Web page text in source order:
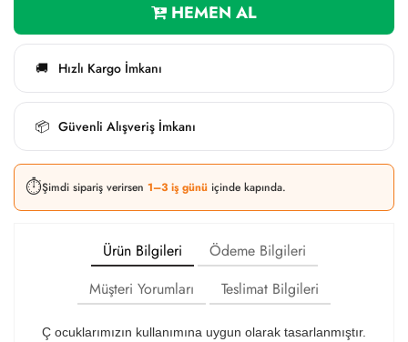
HEMEN AL
🚚 Hızlı Kargo İmkanı
📦 Güvenli Alışveriş İmkanı
⏱️Şimdi sipariş verirsen 1–3 iş günü içinde kapında.
Ürün Bilgileri
Ödeme Bilgileri
Müşteri Yorumları
Teslimat Bilgileri
Ç ocuklarımızın kullanımına uygun olarak tasarlanmıştır.